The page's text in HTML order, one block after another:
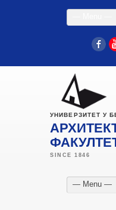
УНИВЕРЗИТЕТ У
— Menu —